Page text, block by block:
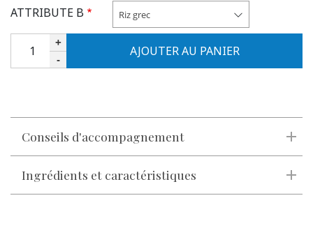
ATTRIBUTE B Riz grec
Quantité
-
+
Conseils d'accompagnement
Ingrédients et caractéristiques